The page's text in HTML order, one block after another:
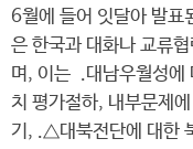
6월에 들어 잇달아 발표
은 한국과 대화나 교류
며, 이는 .대남우월성에
치 평가절하, 내부문제
기, .△대북전단에 대한